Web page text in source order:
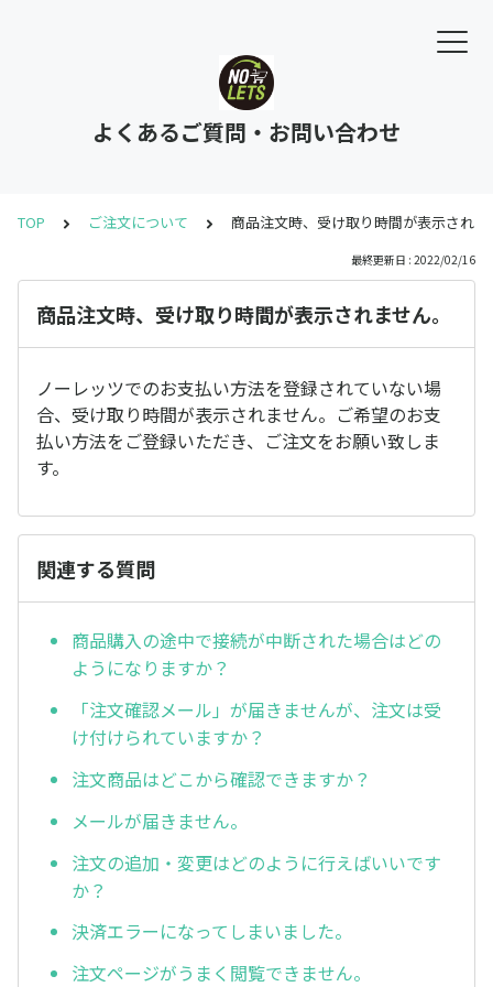
よくあるご質問・お問い合わせ
TOP ご注文について 商品注文時、受け取り時間が表示されま
最終更新日 : 2022/02/16
商品注文時、受け取り時間が表示されません。
ノーレッツでのお支払い方法を登録されていない場
合、受け取り時間が表示されません。ご希望のお支
払い方法をご登録いただき、ご注文をお願い致しま
す。
関連する質問
商品購入の途中で接続が中断された場合はどの
ようになりますか？
「注文確認メール」が届きませんが、注文は受
け付けられていますか？
注文商品はどこから確認できますか？
メールが届きません。
注文の追加・変更はどのように行えばいいです
か？
決済エラーになってしまいました。
注文ページがうまく閲覧できません。